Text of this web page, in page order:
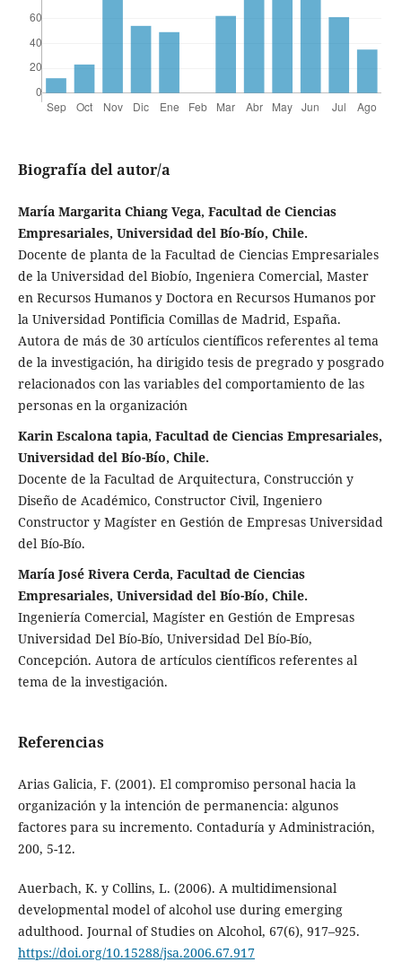
Biografía del autor/a
María Margarita Chiang Vega, Facultad de Ciencias
Empresariales, Universidad del Bío-Bío, Chile.
Docente de planta de la Facultad de Ciencias Empresariales
de la Universidad del Biobío, Ingeniera Comercial, Master
en Recursos Humanos y Doctora en Recursos Humanos por
la Universidad Pontificia Comillas de Madrid, España.
Autora de más de 30 artículos científicos referentes al tema
de la investigación, ha dirigido tesis de pregrado y posgrado
relacionados con las variables del comportamiento de las
personas en la organización
Karin Escalona tapia, Facultad de Ciencias Empresariales,
Universidad del Bío-Bío, Chile.
Docente de la Facultad de Arquitectura, Construcción y
Diseño de Académico, Constructor Civil, Ingeniero
Constructor y Magíster en Gestión de Empresas Universidad
del Bío-Bío.
María José Rivera Cerda, Facultad de Ciencias
Empresariales, Universidad del Bío-Bío, Chile.
Ingeniería Comercial, Magíster en Gestión de Empresas
Universidad Del Bío-Bío, Universidad Del Bío-Bío,
Concepción. Autora de artículos científicos referentes al
tema de la investigación.
Referencias
Arias Galicia, F. (2001). El compromiso personal hacia la
organización y la intención de permanencia: algunos
factores para su incremento. Contaduría y Administración,
200, 5-12.
Auerbach, K. y Collins, L. (2006). A multidimensional
developmental model of alcohol use during emerging
adulthood. Journal of Studies on Alcohol, 67(6), 917–925.
https://doi.org/10.15288/jsa.2006.67.917